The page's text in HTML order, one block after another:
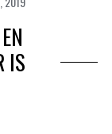
H
IS